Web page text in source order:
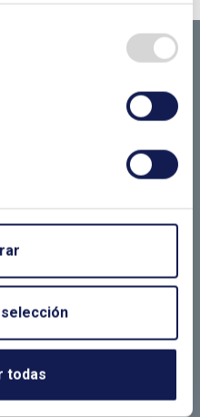
todas
SI
MÁS
ASOCIADOS
Empresas asociadas
Socios individuales